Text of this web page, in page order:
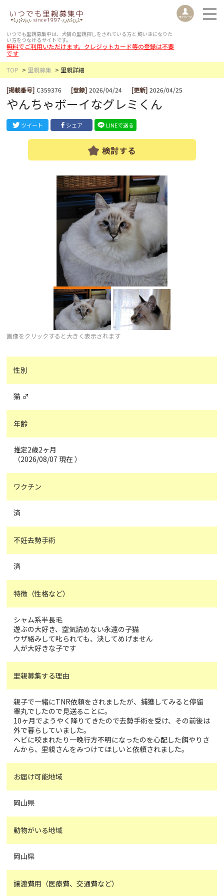
いつでも里親募集中は、犬猫の里親探しをされている方と 飼い主になりた
い方をつなげるサイトです。
無料でご利用いただけます。クレジットカード等の登録は不要
です
TOP
里親募集 里親詳細
[掲載番号] C359376 [登録] 2026/04/24 [更新] 2026/04/25
やんちゃボーイなグレミくん
ツイート シェア LINEで送る
検討する
画像をクリックすると大きく表示されます
性別
猫 ♂
年齢
推定2歳2ヶ月
（2026/08/07 現在 ）
ワクチン
済
不妊去勢手術
済
特徴（性格など）
シャム系半長毛
遊ぶの大好き、空気読めない永遠の子猫
ウザ絡みして叱られても、決してめげません
人が大好きな子です
里親募集する理由
親子で一緒にTNR依頼をされましたが、捕獲してみると停留
睾丸でしたので見送ることに。
10ヶ月でようやく降りてきたので去勢手術を受け、その前後は
外で暮らしていました。
ヘビに咬まれたり一晩行方不明になったのを心配した餌やりさ
んから、里親さんをみつけてほしいと依頼されました。
お届け可能地域
岡山県
動物がいる地域
岡山県
譲渡費用（医療費、交通費など）